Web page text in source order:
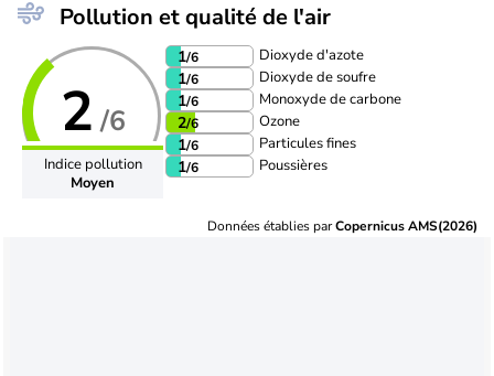
Pollution et qualité de l'air
2 /6
Indice pollution
Moyen
1/6 Dioxyde d'azote
1/6 Dioxyde de soufre
1/6 Monoxyde de carbone
2/6 Ozone
1/6 Particules fines
1/6 Poussières
Données établies parCopernicus AMS(2026)